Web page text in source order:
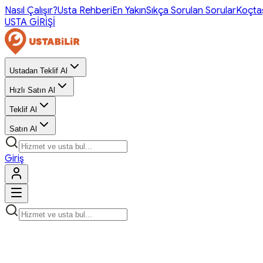
Nasıl Çalışır?Usta RehberiEn YakınSıkça Sorulan Sorular
USTA GİRİŞİ
Ustadan Teklif Al
Hızlı Satın Al
Teklif Al
Satın Al
Giriş